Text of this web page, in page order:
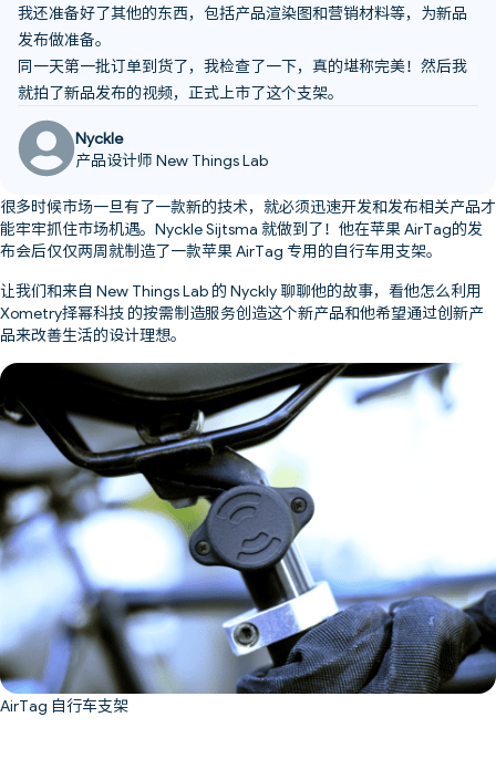
我还准备好了其他的东西，包括产品渲染图和营销材料等，为新品
发布做准备。
同一天第一批订单到货了，我检查了一下，真的堪称完美！然后我
就拍了新品发布的视频，正式上市了这个支架。
Nyckle
产品设计师 New Things Lab
很多时候市场一旦有了一款新的技术，就必须迅速开发和发布相关产品才
能牢牢抓住市场机遇。Nyckle Sijtsma 就做到了！他在苹果 AirTag的发
布会后仅仅两周就制造了一款苹果 AirTag 专用的自行车用支架。
让我们和来自 New Things Lab 的 Nyckly 聊聊他的故事，看他怎么利用
Xometry择幂科技 的按需制造服务创造这个新产品和他希望通过创新产
品来改善生活的设计理想。
AirTag 自行车支架